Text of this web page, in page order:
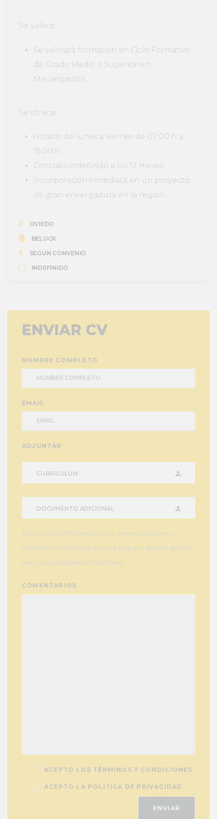
Se valora:
Se valorará formación en Ciclo Formativo
de Grado Medio o Superior en
Mecanización.
Se ofrece
Horario de lunes a viernes de 07:00 h a
15:00 h.
Contrato indefinido a los 12 meses.
Incorporación inmediata en un proyecto
de gran envergadura en la región.
OVIEDO
BELUCK
SEGÚN CONVENIO
INDEFINIDO
ENVIAR CV
NOMBRE COMPLETO
EMAIL
ADJUNTAR
CURRICULUM
DOCUMENTO ADICIONAL
Adjunta un DAFO personal, un videocurriculum o
cualquier otro archivo que creas que le puede aportar
valor a tu candidatura (Opcional)
COMENTARIOS
ACEPTO LOS TÉRMINOS Y CONDICIONES
ACEPTO LA POLÍTICA DE PRIVACIDAD